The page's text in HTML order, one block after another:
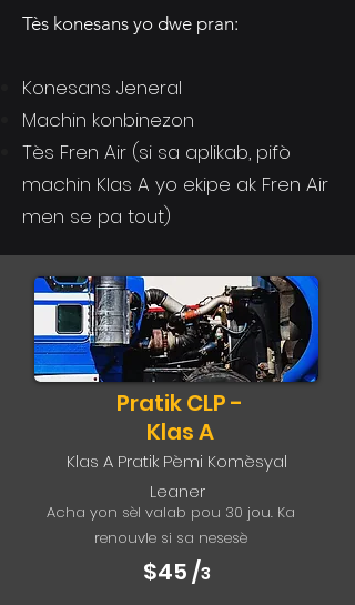
Tès konesans yo dwe pran:
Konesans Jeneral
Machin konbinezon
Tès Fren Air (si sa aplikab, pifò
machin Klas A yo ekipe ak Fren Air
men se pa tout)
Pratik CLP -
Klas A
Klas A Pratik Pèmi Komèsyal
Leaner
Acha yon sèl valab pou 30 jou. Ka
renouvle si sa nesesè
$45 /3